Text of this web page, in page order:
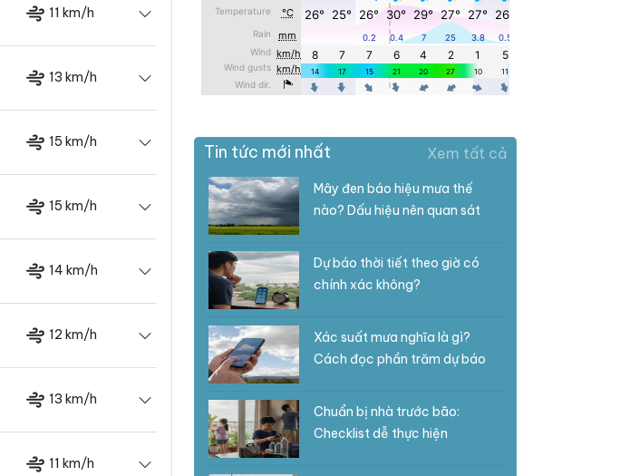
11 km/h
13 km/h
15 km/h
15 km/h
14 km/h
12 km/h
13 km/h
11 km/h
Tin tức mới nhất Xem tất cả
Mây đen báo hiệu mưa thế
nào? Dấu hiệu nên quan sát
Dự báo thời tiết theo giờ có
chính xác không?
Xác suất mưa nghĩa là gì?
Cách đọc phần trăm dự báo
Chuẩn bị nhà trước bão:
Checklist dễ thực hiện